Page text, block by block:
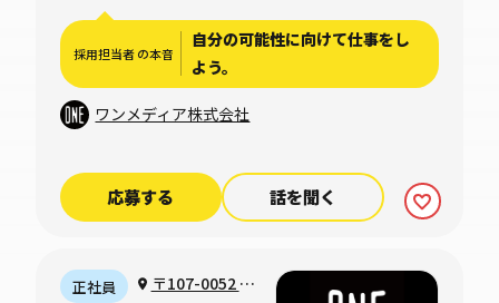
採用担当者 の本音
自分の可能性に向けて仕事をし
よう。
ワンメディア株式会社
応募する 話を聞く
正社員
〒107-0052 東